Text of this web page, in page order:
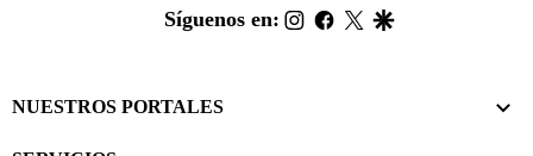
footer
Síguenos en: instagram
facebook
twitter
NUESTROS PORTALES